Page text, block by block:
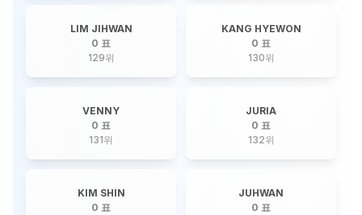
LIM JIHWAN
0 표
129위
KANG HYEWON
0 표
130위
VENNY
0 표
131위
JURIA
0 표
132위
KIM SHIN
0 표
JUHWAN
0 표